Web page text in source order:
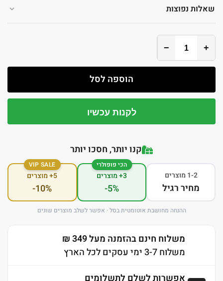
שאלות נפוצות
+
−
הוספה לסל
לקנות עכשיו
קנו יותר, חסכו יותר
1-2 מוצרים
מחיר רגיל
הכי פופולרי
3+ מוצרים
-5%
VIP SALE
5+ מוצרים
-10%
ההנחה מחושבת אוטומטית בסל · אפשר לשלב מוצרים שונים
משלוח חינם בהזמנה מעל 349 ₪
משלוח 3-7 ימי עסקים לכל הארץ